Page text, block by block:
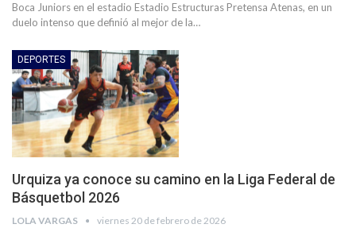
Boca Juniors en el estadio Estadio Estructuras Pretensa Atenas, en un
duelo intenso que definió al mejor de la…
DEPORTES
Urquiza ya conoce su camino en la Liga Federal de
Básquetbol 2026
LOLA VARGAS viernes 20 de febrero de 2026